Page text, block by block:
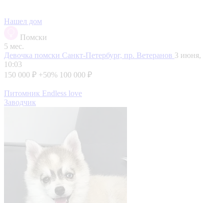
Нашел дом
Помски
5 мес.
Девочка помски Санкт-Петербург, пр. Ветеранов 3 июня,
10:03
150 000 ₽ +50% 100 000 ₽
Питомник Endless love
Заводчик